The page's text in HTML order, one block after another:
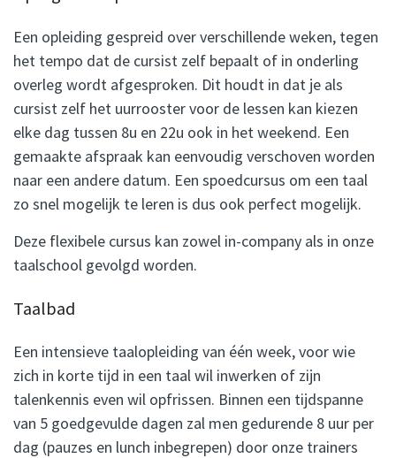
Een opleiding gespreid over verschillende weken, tegen
het tempo dat de cursist zelf bepaalt of in onderling
overleg wordt afgesproken. Dit houdt in dat je als
cursist zelf het uurrooster voor de lessen kan kiezen
elke dag tussen 8u en 22u ook in het weekend. Een
gemaakte afspraak kan eenvoudig verschoven worden
naar een andere datum. Een spoedcursus om een taal
zo snel mogelijk te leren is dus ook perfect mogelijk.
Deze flexibele cursus kan zowel in-company als in onze
taalschool gevolgd worden.
Taalbad
Een intensieve taalopleiding van één week, voor wie
zich in korte tijd in een taal wil inwerken of zijn
talenkennis even wil opfrissen. Binnen een tijdspanne
van 5 goedgevulde dagen zal men gedurende 8 uur per
dag (pauzes en lunch inbegrepen) door onze trainers